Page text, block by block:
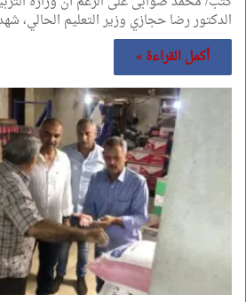
الدكتور رضا حجازي وزير التعليم الحالي،
أكمل القراءة »